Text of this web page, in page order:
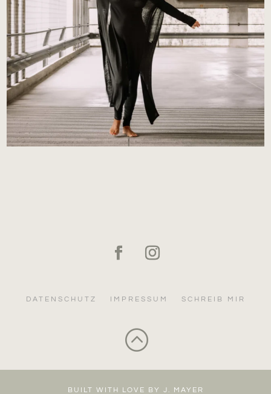
DATENSCHUTZ IMPRESSUM SCHREIB MIR
:
BUILT WITH LOVE BY J. MAYER